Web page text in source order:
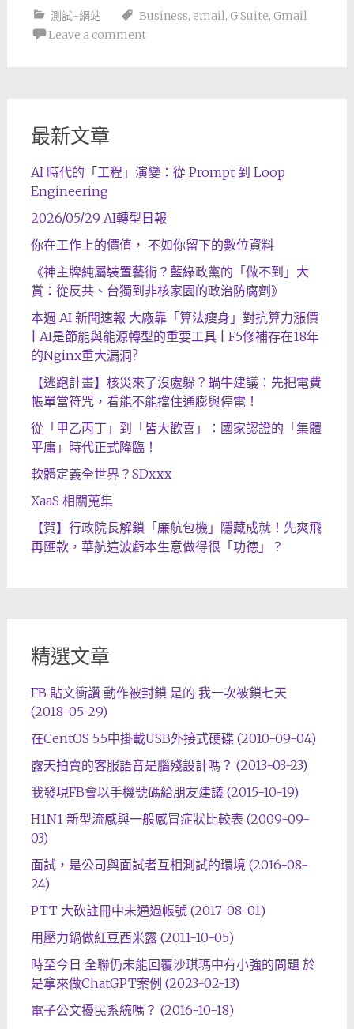
測試-網站 Business, email, G Suite, Gmail
Leave a comment
最新文章
AI 時代的「工程」演變：從 Prompt 到 Loop
Engineering
2026/05/29 AI轉型日報
你在工作上的價值， 不如你留下的數位資料
《神主牌純屬裝置藝術？藍綠政黨的「做不到」大
賞：從反共、台獨到非核家園的政治防腐劑》
本週 AI 新聞速報 大廠靠「算法瘦身」對抗算力漲價
| AI是節能與能源轉型的重要工具 | F5修補存在18年
的Nginx重大漏洞?
【逃跑計畫】核災來了沒處躲？蝸牛建議：先把電費
帳單當符咒，看能不能擋住通膨與停電！
從「甲乙丙丁」到「皆大歡喜」：國家認證的「集體
平庸」時代正式降臨！
軟體定義全世界？SDxxx
XaaS 相關蒐集
【賀】行政院長解鎖「廉航包機」隱藏成就！先爽飛
再匯款，華航這波虧本生意做得很「功德」？
精選文章
FB 貼文衝讚 動作被封鎖 是的 我一次被鎖七天
(2018-05-29)
在CentOS 5.5中掛載USB外接式硬碟 (2010-09-04)
露天拍賣的客服語音是腦殘設計嗎？ (2013-03-23)
我發現FB會以手機號碼給朋友建議 (2015-10-19)
H1N1 新型流感與一般感冒症狀比較表 (2009-09-
03)
面試，是公司與面試者互相測試的環境 (2016-08-
24)
PTT 大砍註冊中未通過帳號 (2017-08-01)
用壓力鍋做紅豆西米露 (2011-10-05)
時至今日 全聯仍未能回覆沙琪瑪中有小強的問題 於
是拿來做ChatGPT案例 (2023-02-13)
電子公文擾民系統嗎？ (2016-10-18)